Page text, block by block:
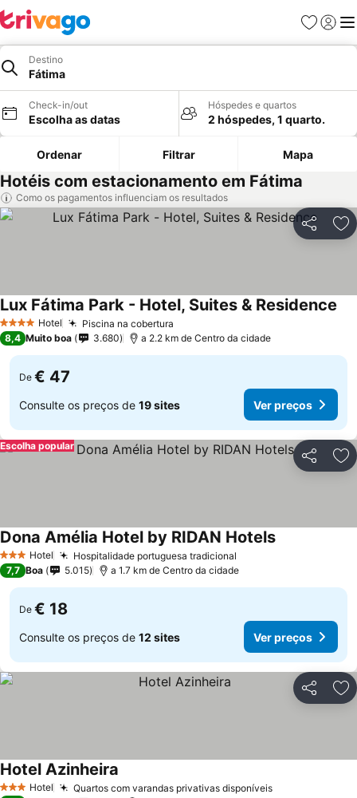
Favoritos
Iniciar
Destino
Fátima
Check-in/out
Escolha as datas
Hóspedes e quartos
2 hóspedes, 1 quarto.
Ordenar Filtrar Mapa
Hotéis com estacionamento em Fátima
Como os pagamentos influenciam os resultados
Partilhar
4 EstrelasHotel Piscina na cobertura
Lux Fátima Park - Hotel, Suites & Residence
8,4 Muito boa 3.680 a 2.2 km de Centro da cidade
De € 47
Consulte os preços de 19 sites Ver preços
Partilhar
Escolha popular
3 EstrelasHotel Hospitalidade portuguesa tradicional
Dona Amélia Hotel by RIDAN HotelsVer preços
7,7 Boa 5.015 a 1.7 km de Centro da cidade
De € 18
Consulte os preços de 12 sites Ver preços
Partilhar
3 EstrelasHotel Quartos com varandas privativas disponíveisVer preços
Hotel Azinheira